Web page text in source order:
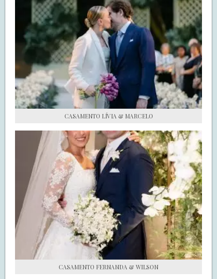
COZINHA
DECORAÇÃO
DE NOIVA PRA NOIVA
S.O.S CASADAS
FALE COM O SAY I DO
CASAMENTO LÍVIA & MARCELO
CASAMENTO FERNANDA & WILSON